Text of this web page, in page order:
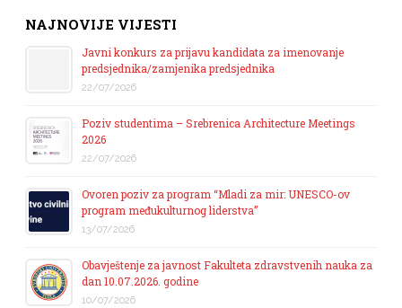
NAJNOVIJE VIJESTI
Javni konkurs za prijavu kandidata za imenovanje
predsjednika/zamjenika predsjednika
22/07/2026
Poziv studentima – Srebrenica Architecture Meetings
2026
22/07/2026
Ovoren poziv za program “Mladi za mir: UNESCO-ov
program međukulturnog liderstva”
13/07/2026
Obavještenje za javnost Fakulteta zdravstvenih nauka za
dan 10.07.2026. godine
10/07/2026